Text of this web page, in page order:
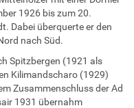
1926 bis zum 20.
Dabei überquerte er den
nach Süd.
Spitzbergen (1921 als
Kilimandscharo (1929)
Zusammenschluss der Ad
1931 übernahm